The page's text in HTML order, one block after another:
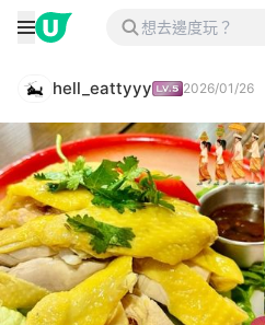
hell_eattyyy 2026/01/26